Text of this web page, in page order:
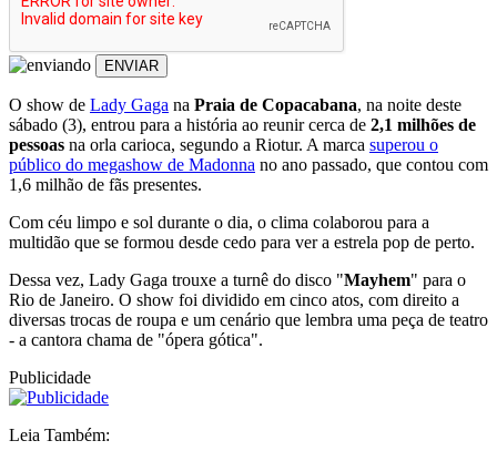
ENVIAR
O show de Lady Gaga na Praia de Copacabana, na noite deste
sábado (3), entrou para a história ao reunir cerca de 2,1 milhões de
pessoas na orla carioca, segundo a Riotur. A marca superou o
público do megashow de Madonna no ano passado, que contou com
1,6 milhão de fãs presentes.
Com céu limpo e sol durante o dia, o clima colaborou para a
multidão que se formou desde cedo para ver a estrela pop de perto.
Dessa vez, Lady Gaga trouxe a turnê do disco "Mayhem" para o
Rio de Janeiro. O show foi dividido em cinco atos, com direito a
diversas trocas de roupa e um cenário que lembra uma peça de teatro
- a cantora chama de "ópera gótica".
Publicidade
Leia Também: